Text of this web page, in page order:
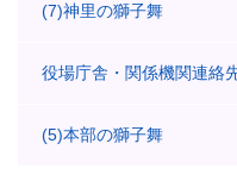
(7)神里の獅子舞
役場庁舎・関係機関連絡
(5)本部の獅子舞